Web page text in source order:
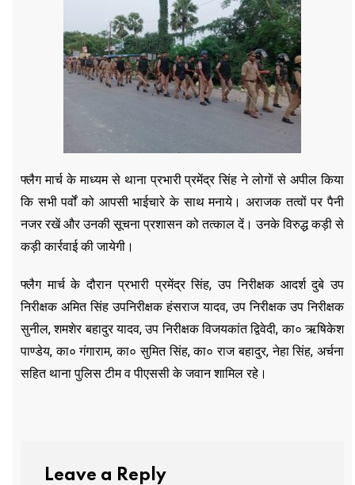
फ्लैग मार्च के माध्यम से थाना प्रभारी प्रमेंद्र सिंह ने लोगों से अपील किया
कि सभी पर्वों को आपसी भाईचारे के साथ मनाये। अराजक तत्वों पर पैनी
नजर रखें और उनकी सूचना प्रशासन को तत्काल दें। उनके विरुद्ध कड़ी से
कड़ी कार्रवाई की जायेगी।
फ्लैग मार्च के दौरान प्रभारी प्रमेंद्र सिंह, उप निरीक्षक आदर्श दुबे उप
निरीक्षक अमित सिंह उपनिरीक्षक हंसराज यादव, उप निरीक्षक उप निरीक्षक
सुनील, शमशेर बहादुर यादव, उप निरीक्षक विजयकांत द्विवेदी, का० ऋषिकेश
पाण्डेय, का० गंगाराम, का० सुमित सिंह, का० राज बहादुर, नेहा सिंह, अर्चना
सहित थाना पुलिस टीम व पीएससी के जवान शामिल रहे।
Leave a Reply